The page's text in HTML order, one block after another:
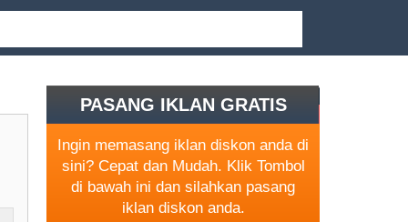
PASANG IKLAN GRATIS
Ingin memasang iklan diskon anda di
sini? Cepat dan Mudah. Klik Tombol
di bawah ini dan silahkan pasang
iklan diskon anda.